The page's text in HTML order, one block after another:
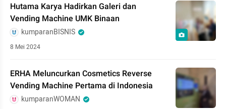
Hutama Karya Hadirkan Galeri dan
Vending Machine UMK Binaan
kumparanBISNIS
8 Mei 2024
ERHA Meluncurkan Cosmetics Reverse
Vending Machine Pertama di Indonesia
kumparanWOMAN